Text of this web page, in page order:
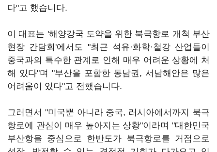
다"고 했습니다.
이 대표는 '해양강국 도약을 위한 북극항로 개척 부산
현장 간담회'에서도 "최근 석유·화학·철강 산업들이
중국과의 특수한 관계로 인해 매우 어려운 상황에 처
해 있다"며 "부산을 포함한 동남권, 서남해안은 많은
어려움이 있다"고 전했습니다.
그러면서 "미국뿐 아니라 중국, 러시아에서까지 북극
항로에 관심이 매우 높아지는 상황"이라며 "대한민국
부산항을 중심으로 한반도가 북극항로를 거점으로